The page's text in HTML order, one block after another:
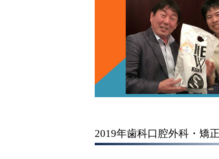
2019年歯科口腔外科・矯